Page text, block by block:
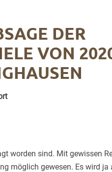
DER
VON
worden sind. Mit gewissen
möglich gewesen. Es wird ja